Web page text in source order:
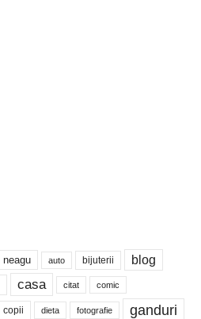
neagu auto bijuterii blog
casa citat comic
copii dieta fotografie ganduri